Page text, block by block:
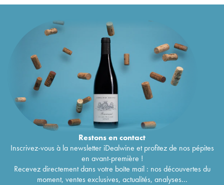
Restons encontact
Inscrivez-vous à la newsletter iDealwine et profitez de nos pépites
en avant-première !
Recevez directement dans votre boîte mail : nos découvertes du
moment, ventes exclusives, actualités, analyses...